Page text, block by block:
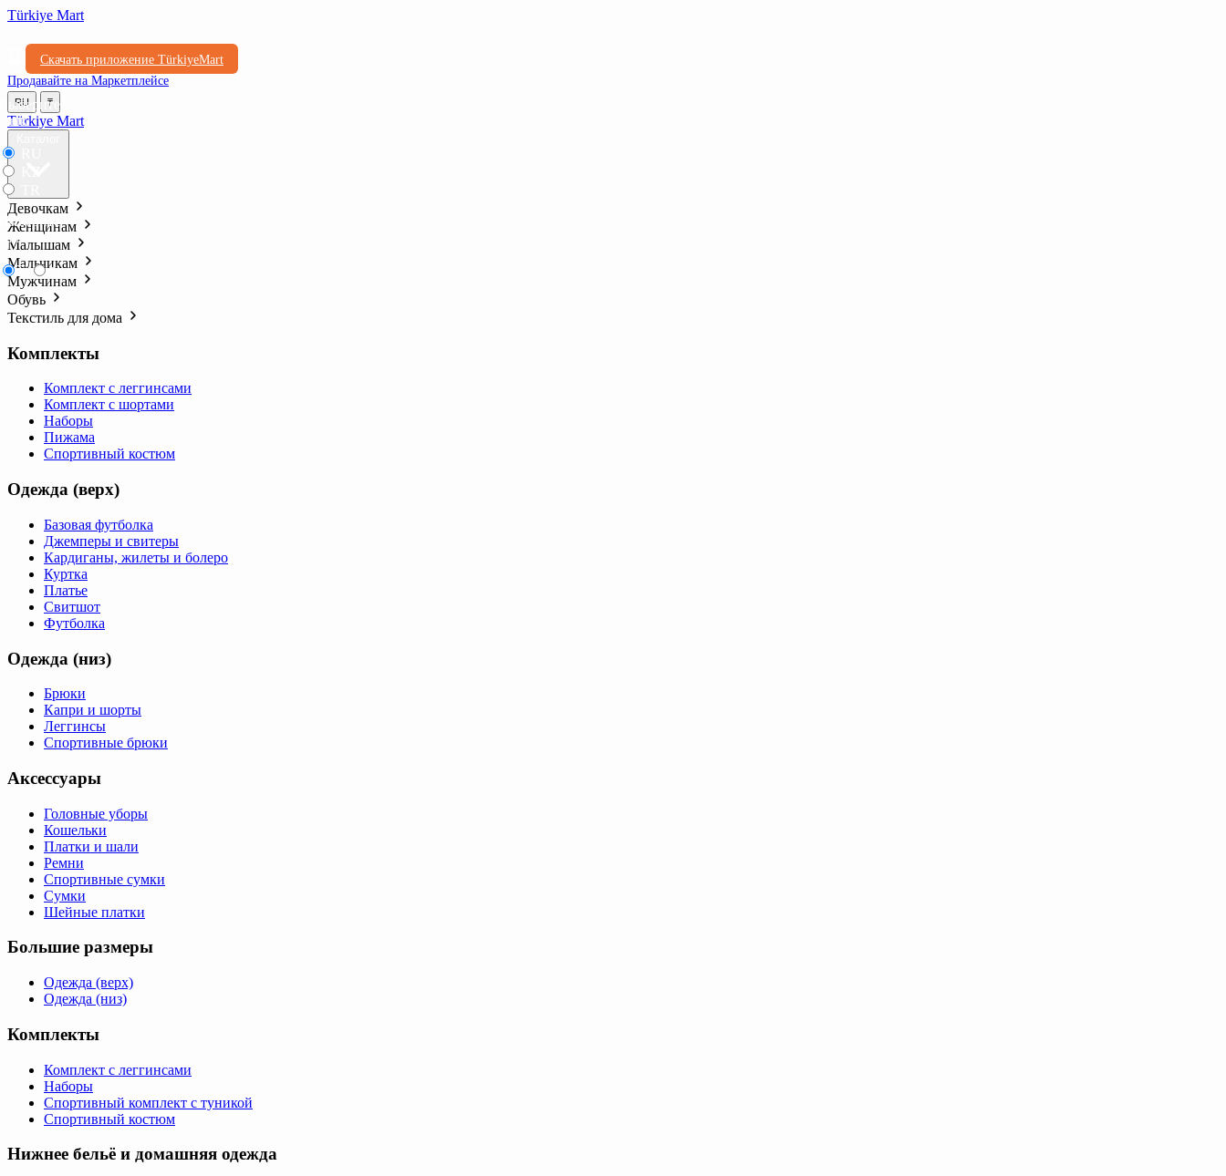
Türkiye Mart
Скачать приложение TürkiyeMart
Продавайте на Маркетплейсе
RU ₸
₸ ₺l
Türkiye Mart
Девочкам
Женщинам
Малышам
Мальчикам
Мужчинам
Обувь
Текстиль для дома
Комплекты
Комплект с леггинсами
Комплект с шортами
Наборы
Пижама
Спортивный костюм
Одежда (верх)
Базовая футболка
Джемперы и свитеры
Кардиганы, жилеты и болеро
Куртка
Платье
Свитшот
Футболка
Одежда (низ)
Брюки
Капри и шорты
Леггинсы
Спортивные брюки
Аксессуары
Головные уборы
Кошельки
Платки и шали
Ремни
Спортивные сумки
Сумки
Шейные платки
Большие размеры
Одежда (верх)
Одежда (низ)
Комплекты
Комплект с леггинсами
Наборы
Спортивный комплект с туникой
Спортивный костюм
Нижнее бельё и домашняя одежда